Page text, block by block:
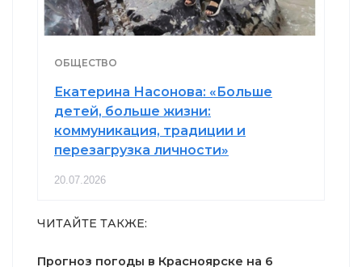
ОБЩЕСТВО
Екатерина Насонова: «Больше
детей, больше жизни:
коммуникация, традиции и
перезагрузка личности»
20.07.2026
ЧИТАЙТЕ ТАКЖЕ:
Прогноз погоды в Красноярске на 6